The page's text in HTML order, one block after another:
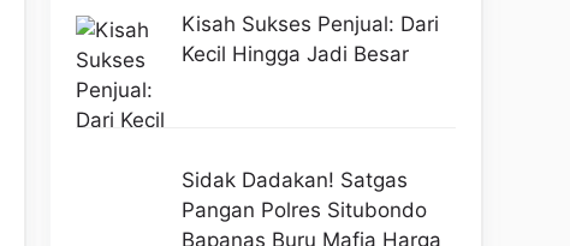
Kisah Sukses Penjual: Dari
Kecil Hingga Jadi Besar
Sidak Dadakan! Satgas
Pangan Polres Situbondo
Bapanas Buru Mafia Harga